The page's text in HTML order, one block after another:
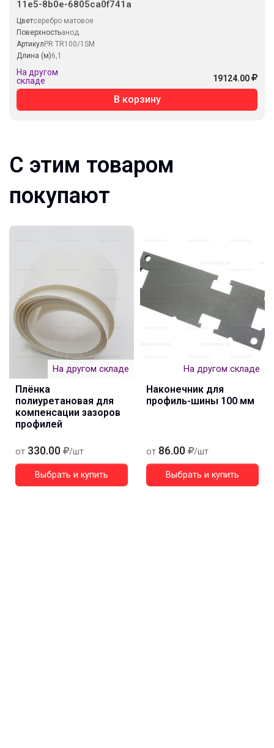
11e5-8b0e-6805ca0f741a
Цветсеребро матовое
Поверхностьанод.
АртикулPR TR100/1SM
Длина (м)6,1
На другом
складе
19124.00
В корзину
С этим товаром
покупают
На другом складе
Плёнка
полиуретановая для
компенсации зазоров
профилей
от 330.00 /шт
Выбрать и купить
На другом складе
Наконечник для
профиль-шины 100 мм
от 86.00 /шт
Выбрать и купить